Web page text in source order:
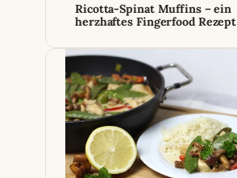
Ricotta-Spinat Muffins – ein
herzhaftes Fingerfood Rezept